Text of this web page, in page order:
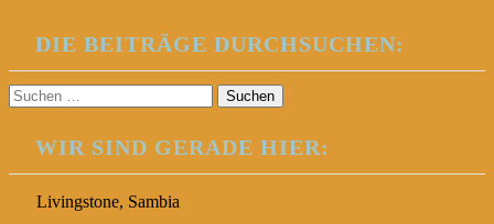
DIE BEITRÄGE DURCHSUCHEN:
Suchen
nach:
WIR SIND GERADE HIER:
Livingstone, Sambia